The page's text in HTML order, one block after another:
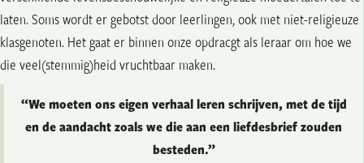
laten. Soms wordt er gebotst door leerlingen, ook met niet-religieuze
klasgenoten. Het gaat er binnen onze opdracgt als leraar om hoe we
die veel(stemmig)heid vruchtbaar maken.
“We moeten ons eigen verhaal leren schrijven, met de tijd
en de aandacht zoals we die aan een liefdesbrief zouden
besteden.”